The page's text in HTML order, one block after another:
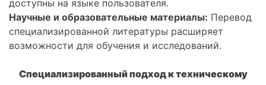
доступны на языке пользователя.
Научные и образовательные материалы: Перевод
специализированной литературы расширяет
возможности для обучения и исследований.
Специализированный подход к техническому